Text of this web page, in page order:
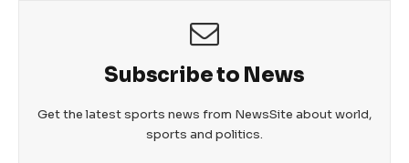
er
Subscribe to News
Get the latest sports news from NewsSite about world,
sports and politics.